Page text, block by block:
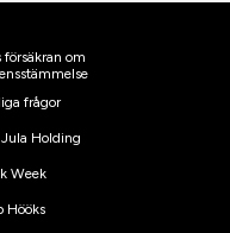
försäkran om
frågor
Holding
Week
Hööks